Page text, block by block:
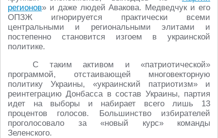
регионов» и даже людей Авакова. Медведчук и его
ОПЗЖ игнорируется практически всеми
центральными и региональными элитами и
постепенно становится изгоем в украинской
политике.
С таким активом и «патриотической»
программой, отстаивающей многовекторную
политику Украины, «украинский патриотизм» и
реинтеграцию Донбасса в состав Украины, партия
идет на выборы и набирает всего лишь 13
процентов голосов. Большинство избирателей
проголосовало за «новый курс» команды
Зеленского.